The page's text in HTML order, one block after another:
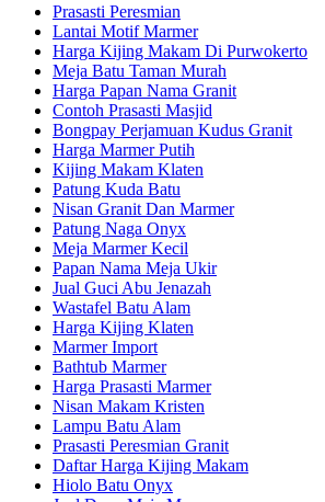
Prasasti Peresmian
Lantai Motif Marmer
Harga Kijing Makam Di Purwokerto
Meja Batu Taman Murah
Harga Papan Nama Granit
Contoh Prasasti Masjid
Bongpay Perjamuan Kudus Granit
Harga Marmer Putih
Kijing Makam Klaten
Patung Kuda Batu
Nisan Granit Dan Marmer
Patung Naga Onyx
Meja Marmer Kecil
Papan Nama Meja Ukir
Jual Guci Abu Jenazah
Wastafel Batu Alam
Harga Kijing Klaten
Marmer Import
Bathtub Marmer
Harga Prasasti Marmer
Nisan Makam Kristen
Lampu Batu Alam
Prasasti Peresmian Granit
Daftar Harga Kijing Makam
Hiolo Batu Onyx